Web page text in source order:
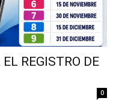
REGISTRO DE
0